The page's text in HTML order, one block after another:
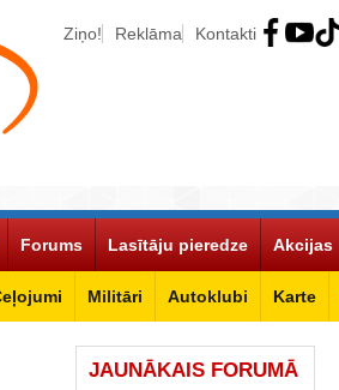
Ziņo! Reklāma Kontakti
Militāri Autoklubi Karte
Forums Lasītāju pieredze Akcijas
JAUNĀKAIS FORUMĀ